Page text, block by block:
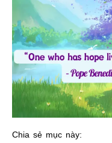
Chia sẻ mục này: